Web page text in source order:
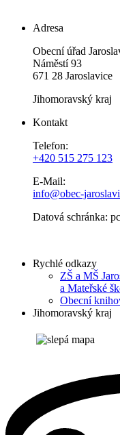
Adresa
Obecní úřad
Náměstí 93
671 28 Jaroslavice
Jihomoravský kraj
Kontakt
Telefon:
+420 515 275 123
E-Mail:
info@obec-
Datová schránka:
Rychlé odkazy
ZŠ a MŠ
a Mateřské
Obecní
Jihomoravský kraj